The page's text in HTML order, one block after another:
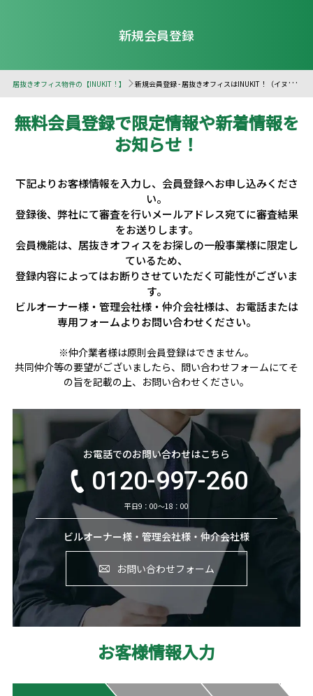
新規会員登録
居抜きオフィス物件の【INUKIT！】 新規会員登録 - 居抜きオフィスはINUKIT！（イヌキット）
無料会員登録で限定情報や新着情報を
お知らせ！
下記よりお客様情報を入力し、会員登録へお申し込みくださ
い。
登録後、弊社にて審査を行いメールアドレス宛てに審査結果
をお送りします。
会員機能は、居抜きオフィスをお探しの一般事業様に限定し
ているため、
登録内容によってはお断りさせていただく可能性がございま
す。
ビルオーナー様・管理会社様・仲介会社様は、お電話または
専用フォームよりお問い合わせください。
※仲介業者様は原則会員登録はできません。
共同仲介等の要望がございましたら、問い合わせフォームにてそ
の旨を記載の上、お問い合わせください。
お電話でのお問い合わせはこちら
0120-997-260
平日9：00～18：00
ビルオーナー様・管理会社様・仲介会社様
お問い合わせフォーム
お客様情報入力